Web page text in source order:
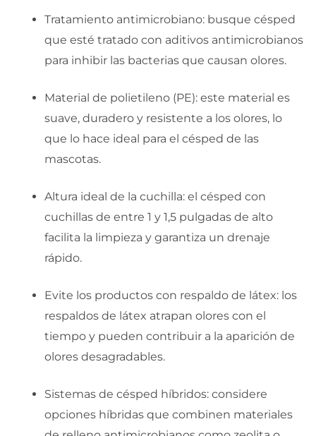
Tratamiento antimicrobiano: busque césped
que esté tratado con aditivos antimicrobianos
para inhibir las bacterias que causan olores.
Material de polietileno (PE): este material es
suave, duradero y resistente a los olores, lo
que lo hace ideal para el césped de las
mascotas.
Altura ideal de la cuchilla: el césped con
cuchillas de entre 1 y 1,5 pulgadas de alto
facilita la limpieza y garantiza un drenaje
rápido.
Evite los productos con respaldo de látex: los
respaldos de látex atrapan olores con el
tiempo y pueden contribuir a la aparición de
olores desagradables.
Sistemas de césped híbridos: considere
opciones híbridas que combinen materiales